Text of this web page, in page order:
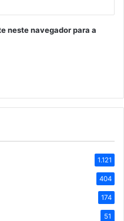
neste navegador para a
1.121
404
174
51